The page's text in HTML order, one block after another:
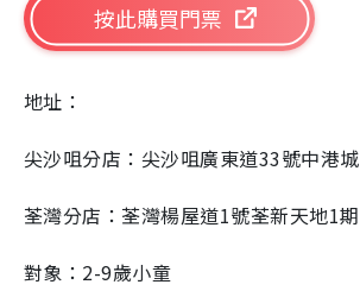
按此購買門票
地址：
尖沙咀分店：尖沙咀廣東道33號中港城
荃灣分店：荃灣楊屋道1號荃新天地1期
對象： 2-9歲小童